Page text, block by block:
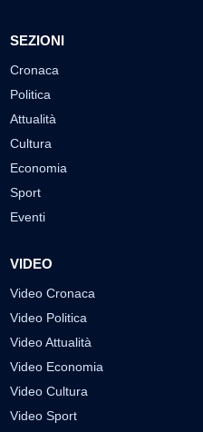
SEZIONI
Cronaca
Politica
Attualità
Cultura
Economia
Sport
Eventi
VIDEO
Video Cronaca
Video Politica
Video Attualità
Video Economia
Video Cultura
Video Sport